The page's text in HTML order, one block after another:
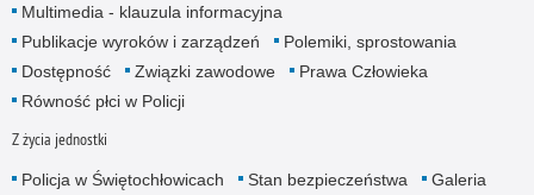
Multimedia - klauzula informacyjna
Publikacje wyroków i zarządzeń
Polemiki, sprostowania
Dostępność
Związki zawodowe
Prawa Człowieka
Równość płci w Policji
Z życia jednostki
Policja w Świętochłowicach Stan bezpieczeństwa
Galeria